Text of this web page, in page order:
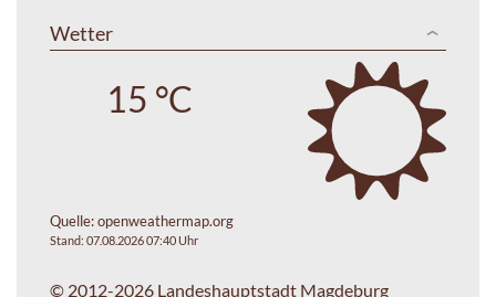
Wetter
15 °C
Quelle:openweathermap.org
Stand: 07.08.2026 07:40 Uhr
© 2012-2026 Landeshauptstadt Magdeburg